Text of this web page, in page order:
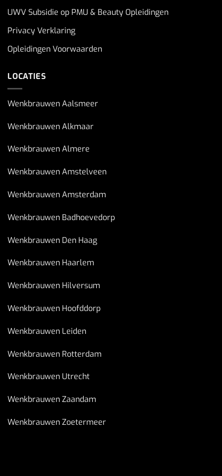
UWV Subsidie op PMU & Beauty Opleidingen
Privacy Verklaring
Opleidingen Voorwaarden
LOCATIES
Wenkbrauwen Aalsmeer
Wenkbrauwen Alkmaar
Wenkbrauwen Almere
Wenkbrauwen Amstelveen
Wenkbrauwen Amsterdam
Wenkbrauwen Badhoevedorp
Wenkbrauwen Den Haag
Wenkbrauwen Haarlem
Wenkbrauwen Hilversum
Wenkbrauwen Hoofddorp
Wenkbrauwen Leiden
Wenkbrauwen Rotterdam
Wenkbrauwen Utrecht
Wenkbrauwen Zaandam
Wenkbrauwen Zoetermeer